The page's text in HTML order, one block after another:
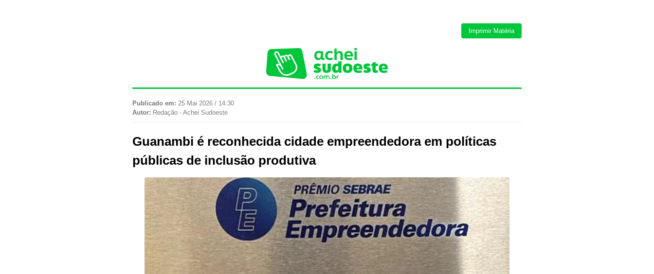
Imprimir Matéria
Publicado em: 25 Mai 2026 / 14:30
Autor: Redação - Achei Sudoeste
Guanambi é reconhecida cidade empreendedora em políticas
públicas de inclusão produtiva